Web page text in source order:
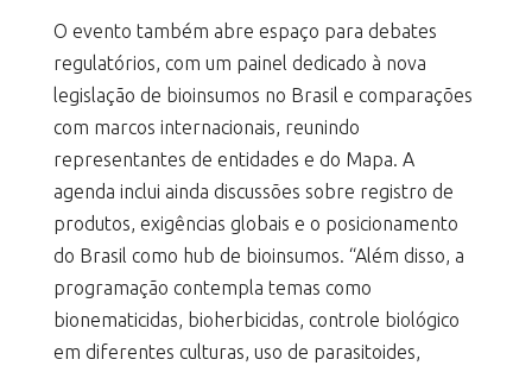
O evento também abre espaço para debates
regulatórios, com um painel dedicado à nova
legislação de bioinsumos no Brasil e comparações
com marcos internacionais, reunindo
representantes de entidades e do Mapa. A
agenda inclui ainda discussões sobre registro de
produtos, exigências globais e o posicionamento
do Brasil como hub de bioinsumos. “Além disso, a
programação contempla temas como
bionematicidas, bioherbicidas, controle biológico
em diferentes culturas, uso de parasitoides,